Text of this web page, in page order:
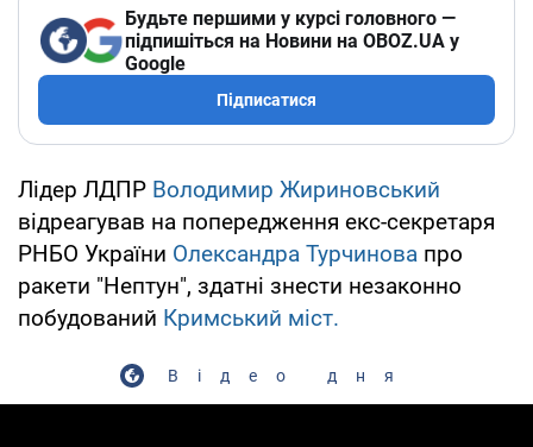
Будьте першими у курсі головного —
підпишіться на Новини на OBOZ.UA у
Google
Підписатися
Лідер ЛДПР Володимир Жириновський
відреагував на попередження екс-секретаря
РНБО України Олександра Турчинова про
ракети "Нептун", здатні знести незаконно
побудований Кримський міст.
Відео дня